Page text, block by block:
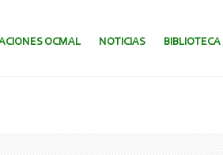
OCMAL NOTICIAS BIBLIOTECA